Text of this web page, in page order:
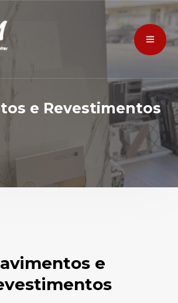
e Revestimentos
e